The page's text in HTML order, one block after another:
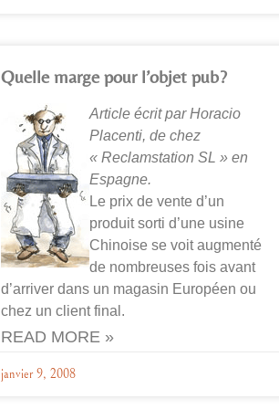
Quelle marge pour l’objet pub?
Article écrit par Horacio
Placenti, de chez
« Reclamstation SL » en
Espagne.
Le prix de vente d’un
produit sorti d’une usine
Chinoise se voit augmenté
de nombreuses fois avant
d’arriver dans un magasin Européen ou
chez un client final.
READ MORE »
janvier 9, 2008